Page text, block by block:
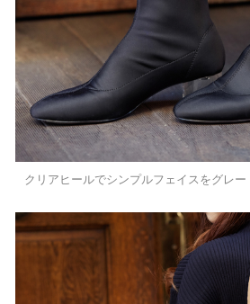
クリアヒールでシンプルフェイスをグレー